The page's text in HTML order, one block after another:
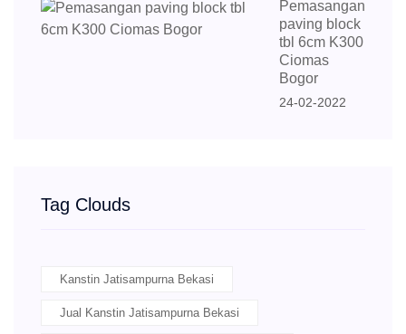
Pemasangan
paving block
tbl 6cm K300
Ciomas
Bogor
24-02-2022
Tag Clouds
Kanstin Jatisampurna Bekasi
Jual Kanstin Jatisampurna Bekasi